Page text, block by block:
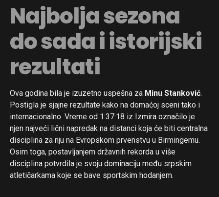
Najbolja sezona
do sada i istorijski
rezultati
Ova godina bila je izuzetno uspešna za Minu Stanković.
Postigla je sjajne rezultate kako na domaćoj sceni tako i
internacionalno. Vreme od 1:37:18 iz Izmira označilo je
njen najveći lični napredak na distanci koja će biti centralna
disciplina za nju na Evropskom prvenstvu u Birmingemu.
Osim toga, postavljanjem državnih rekorda u više
disciplina potvrdila je svoju dominaciju među srpskim
atletičarkama koje se bave sportskim hodanjem.